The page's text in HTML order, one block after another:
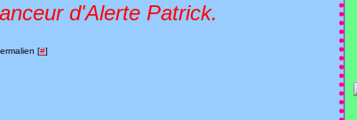
Patrick.
[#]